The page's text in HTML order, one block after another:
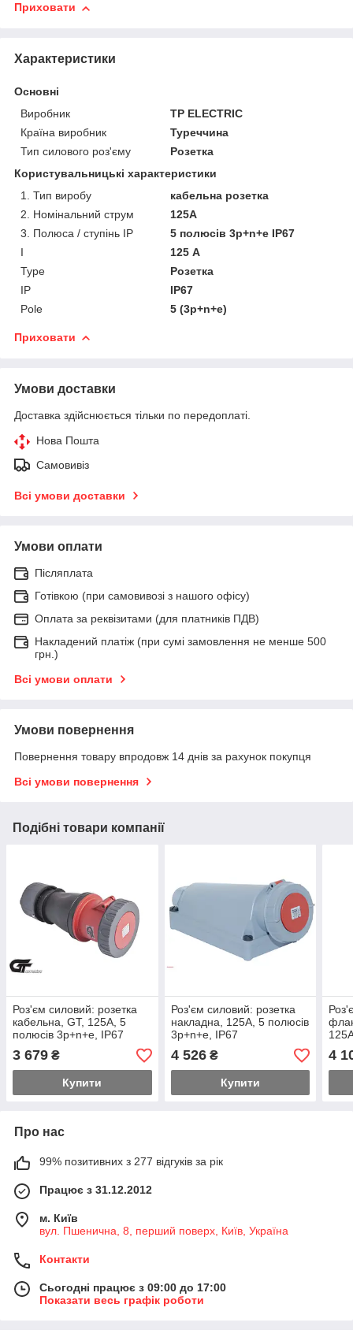
Приховати
Характеристики
Основні
Виробник
TP ELECTRIC
Країна виробник
Туреччина
Тип силового роз'єму
Розетка
Користувальницькі характеристики
1. Тип виробу
кабельна розетка
2. Номінальний струм
125А
3. Полюса / ступінь IP
5 полюсів 3p+n+e IP67
I
125 А
Type
Розетка
IP
IP67
Pole
5 (3p+n+e)
Приховати
Умови доставки
Доставка здійснюється тільки по передоплаті.
Нова Пошта
Самовивіз
Всі умови доставки
Умови оплати
Післяплата
Готівкою (при самовивозі з нашого офісу)
Оплата за реквізитами (для платників ПДВ)
Накладений платіж (при сумі замовлення не менше 500
грн.)
Всі умови оплати
Умови повернення
Повернення товару впродовж 14 днів за рахунок покупця
Всі умови повернення
Подібні товари компанії
Роз'єм силовий: розетка
кабельна, GT, 125А, 5
полюсів 3p+n+e, IP67
3 679 ₴
Купити
Роз'єм силовий: розетка
накладна, 125А, 5 полюсів
3p+n+e, IP67
4 526₴
Купити
IP67
4
Про нас
99% позитивних з 277 відгуків за рік
Працює з 31.12.2012
м. Київ
вул. Пшенична, 8, перший поверх, Київ, Україна
Контакти
Сьогодні працює з 09:00 до 17:00
Показати весь графік роботи